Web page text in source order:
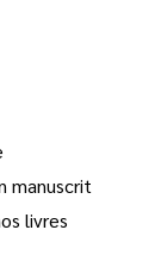
manuscrit
livres